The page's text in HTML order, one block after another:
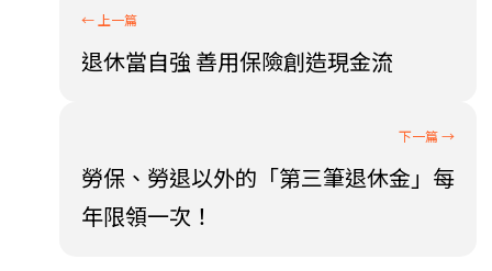
退休當自強 善用保險創造現金流
勞保、勞退以外的「第三筆退休金」每
年限領一次！